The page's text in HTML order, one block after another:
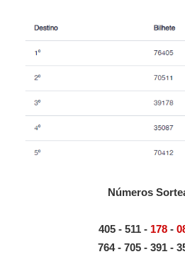
Números
405 - 511 - 178 -
764 - 705 - 391 -